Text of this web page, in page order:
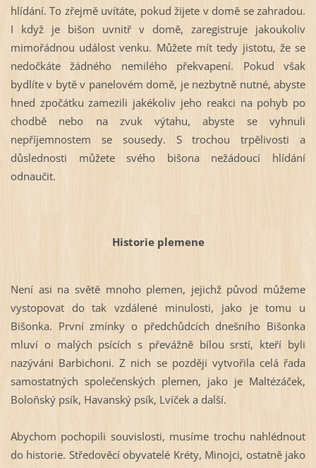
hlídání. To zřejmě uvítáte, pokud žijete v domě se zahradou.
I když je bišon uvnitř v domě, zaregistruje jakoukoliv
mimořádnou událost venku. Můžete mít tedy jistotu, že se
nedočkáte žádného nemilého překvapení. Pokud však
bydlíte v bytě v panelovém domě, je nezbytně nutné, abyste
hned zpočátku zamezili jakékoliv jeho reakci na pohyb po
chodbě nebo na zvuk výtahu, abyste se vyhnuli
nepříjemnostem se sousedy. S trochou trpělivosti a
důslednosti můžete svého bišona nežádoucí hlídání
odnaučit.
Historie plemene
Není asi na světě mnoho plemen, jejichž původ můžeme
vystopovat do tak vzdálené minulosti, jako je tomu u
Bišonka. První zmínky o předchůdcích dnešního Bišonka
mluví o malých psících s převážně bílou srstí, kteří byli
nazýváni Barbichoni. Z nich se později vytvořila celá řada
samostatných společenských plemen, jako je Maltézáček,
Boloňský psík, Havanský psík, Lvíček a další.
Abychom pochopili souvislosti, musíme trochu nahlédnout
do historie. Středověcí obyvatelé Kréty, Minojci, ostatně jako